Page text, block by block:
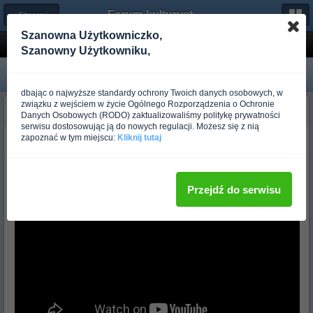
← Fitness i Aerobik Forum-kulturystyka.pl
Fitness - XXX Workout
EXPERTO
Ponad rok temu
Fitness - XXX Workout
Szanowna Użytkowniczko,
Szanowny Użytkowniku,
dbając o najwyższe standardy ochrony Twoich danych osobowych, w
związku z wejściem w życie Ogólnego Rozporządzenia o Ochronie
Danych Osobowych (RODO) zaktualizowaliśmy politykę prywatności
serwisu dostosowując ją do nowych regulacji. Możesz się z nią
zapoznać w tym miejscu: Kliknij tutaj
Przejdź do serwisu